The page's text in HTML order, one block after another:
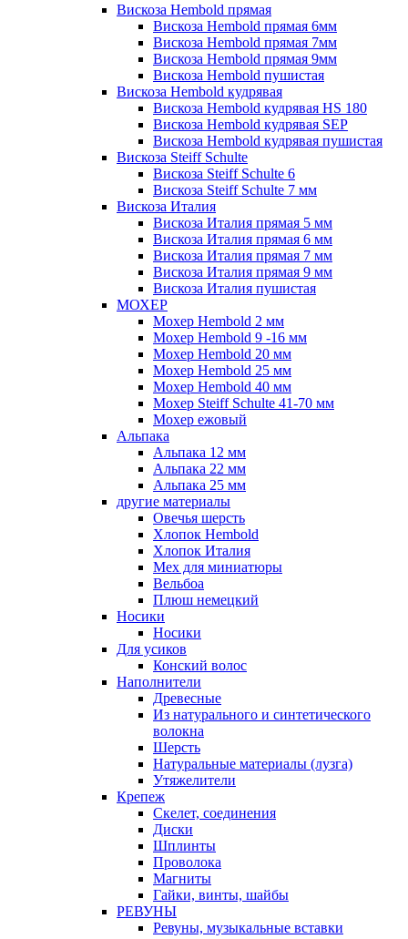
Вискоза Hembold прямая
Вискоза Hembold прямая 6мм
Вискоза Hembold прямая 7мм
Вискоза Hembold прямая 9мм
Вискоза Hembold пушистая
Вискоза Hembold кудрявая
Вискоза Hembold кудрявая HS 180
Вискоза Hembold кудрявая SEP
Вискоза Hembold кудрявая пушистая
Вискоза Steiff Schulte
Вискоза Steiff Schulte 6
Вискоза Steiff Schulte 7 мм
Вискоза Италия
Вискоза Италия прямая 5 мм
Вискоза Италия прямая 6 мм
Вискоза Италия прямая 7 мм
Вискоза Италия прямая 9 мм
Вискоза Италия пушистая
МОХЕР
Мохер Hembold 2 мм
Мохер Hembold 9 -16 мм
Мохер Hembold 20 мм
Мохер Hembold 25 мм
Мохер Hembold 40 мм
Мохер Steiff Schulte 41-70 мм
Мохер ежовый
Альпака
Альпака 12 мм
Альпака 22 мм
Альпака 25 мм
другие материалы
Овечья шерсть
Хлопок Hembold
Хлопок Италия
Мех для миниатюры
Вельбоа
Плюш немецкий
Носики
Носики
Для усиков
Конский волос
Наполнители
Древесные
Из натурального и синтетического
волокна
Шерсть
Натуральные материалы (лузга)
Утяжелители
Крепеж
Скелет, соединения
Диски
Шплинты
Проволока
Магниты
Гайки, винты, шайбы
РЕВУНЫ
Ревуны, музыкальные вставки